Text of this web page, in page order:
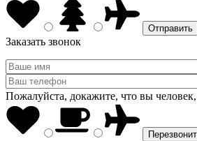
Заказать звонок
Пожалуйста, докажите, что вы